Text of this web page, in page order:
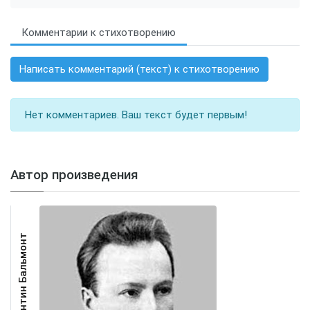
Комментарии к стихотворению
Написать комментарий (текст) к стихотворению
Нет комментариев. Ваш текст будет первым!
Автор произведения